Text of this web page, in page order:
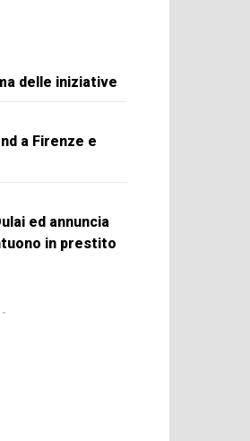
delle iniziative
a Firenze e
ed annuncia
in prestito
-